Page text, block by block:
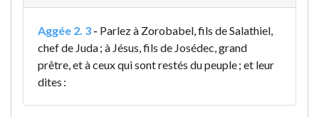
Aggée 2. 3 - Parlez à Zorobabel, fils de Salathiel,
chef de Juda ; à Jésus, fils de Josédec, grand
prêtre, et à ceux qui sont restés du peuple ; et leur
dites :